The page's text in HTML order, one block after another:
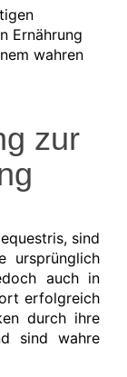
Ernährung
wahren
zur
sind
ursprünglich
auch in
erfolgreich
durch ihre
sind wahre